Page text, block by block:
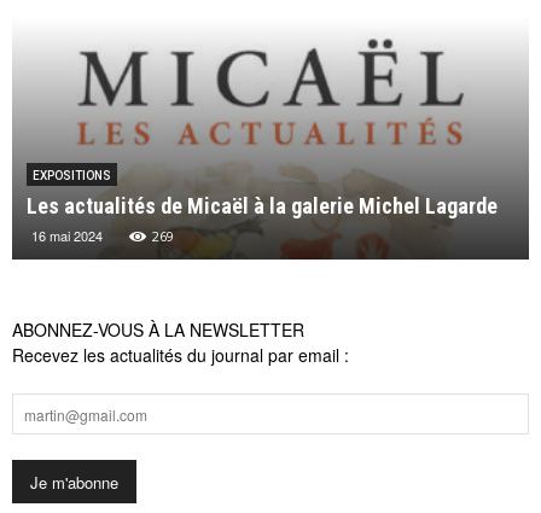
EXPOSITIONS
Les actualités de Micaël à la galerie Michel Lagarde
16 mai 2024 269
ABONNEZ-VOUS À LA NEWSLETTER
Recevez les actualités du journal par email :